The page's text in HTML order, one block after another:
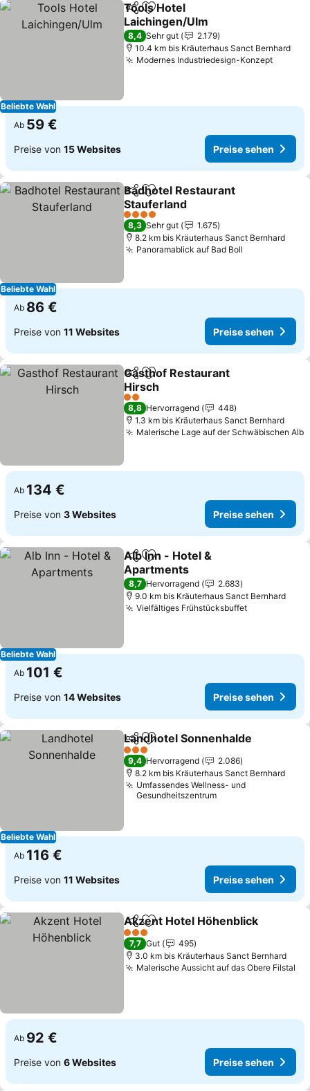
Beliebte Wahl
TeilenZu Favoriten hinzufügen
Tools Hotel
Laichingen/Ulm
Preise sehen
8,4 Sehr gut
2.179
10.4 km bis Kräuterhaus Sanct Bernhard
Modernes Industriedesign-KonzeptPreise
Ab 59 €
Preise von 15 Websites Preise sehen
Beliebte Wahl
TeilenZu Favoriten hinzufügen
Badhotel Restaurant
Stauferland
Preise sehen
4 Sterne
8,3 Sehr gut
1.675
8.2 km bis Kräuterhaus Sanct Bernhard
Panoramablick auf Bad Boll
Ab 86 €
Preise von 11 Websites Preise sehen
TeilenZu Favoriten hinzufügen
Gasthof Restaurant
Hirsch
Preise sehen
2 Sterne
8,8 Hervorragend
448
1.3 km bis Kräuterhaus Sanct Bernhard
Malerische Lage auf der Schwäbischen Alb
Ab 134 €
Preise von 3 Websites Preise sehen
Beliebte Wahl
TeilenZu Favoriten hinzufügen
Alb Inn - Hotel &
Apartments
Preise sehen
8,7 Hervorragend
2.683
9.0 km bis Kräuterhaus Sanct Bernhard
Vielfältiges FrühstücksbuffetPreise
Ab 101 €
Preise von 14 Websites Preise sehen
Beliebte Wahl
TeilenZu Favoriten hinzufügen
Landhotel Sonnenhalde
3 Sterne
9,4 Hervorragend
2.086
8.2 km bis Kräuterhaus Sanct Bernhard
Umfassendes Wellness- und
Gesundheitszentrum
Ab 116 €
Preise von 11 Websites Preise sehen
TeilenZu Favoriten hinzufügen
Akzent Hotel Höhenblick
3 Sterne
7,7 Gut
495
3.0 km bis Kräuterhaus Sanct Bernhard
Malerische Aussicht auf das Obere Filstal
Ab 92 €
Preise von 6 Websites Preise sehen